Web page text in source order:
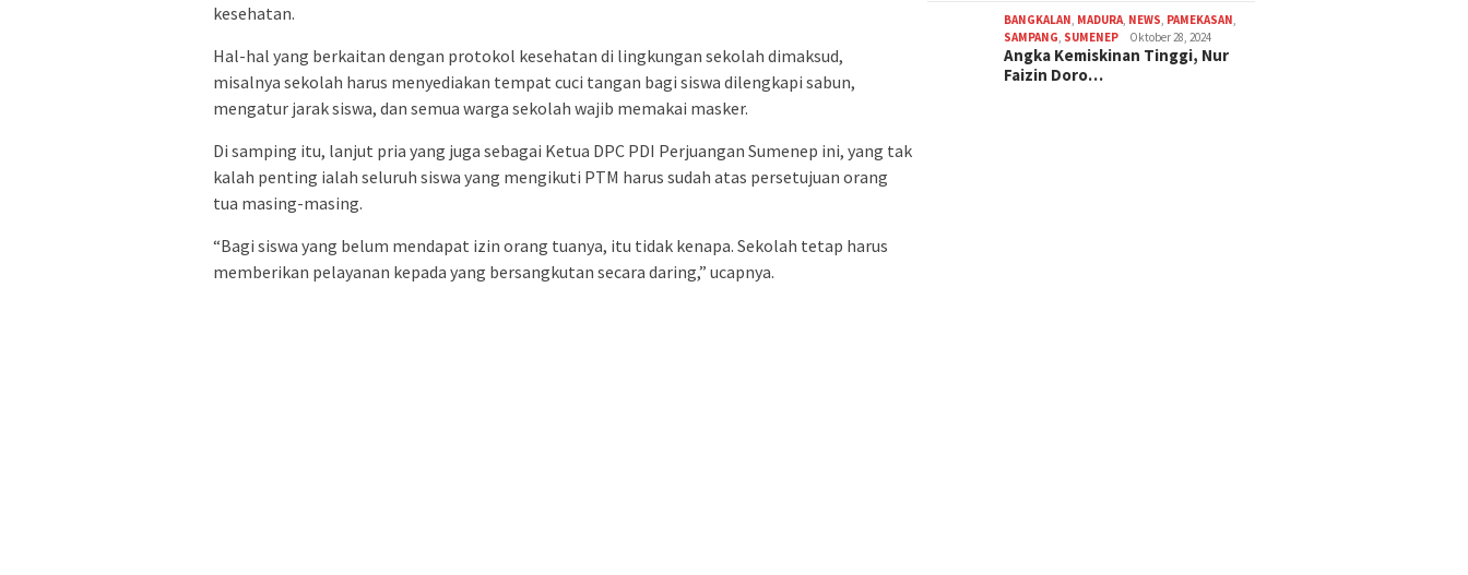
kesehatan.
Hal-hal yang berkaitan dengan protokol kesehatan di lingkungan sekolah dimaksud,
misalnya sekolah harus menyediakan tempat cuci tangan bagi siswa dilengkapi sabun,
mengatur jarak siswa, dan semua warga sekolah wajib memakai masker.
Di samping itu, lanjut pria yang juga sebagai Ketua DPC PDI Perjuangan Sumenep ini, yang tak
kalah penting ialah seluruh siswa yang mengikuti PTM harus sudah atas persetujuan orang
tua masing-masing.
“Bagi siswa yang belum mendapat izin orang tuanya, itu tidak kenapa. Sekolah tetap harus
memberikan pelayanan kepada yang bersangkutan secara daring,” ucapnya.
BANGKALAN, MADURA, NEWS, PAMEKASAN,
SAMPANG, SUMENEP Oktober 28, 2024
Angka Kemiskinan Tinggi, Nur
Faizin Doro…